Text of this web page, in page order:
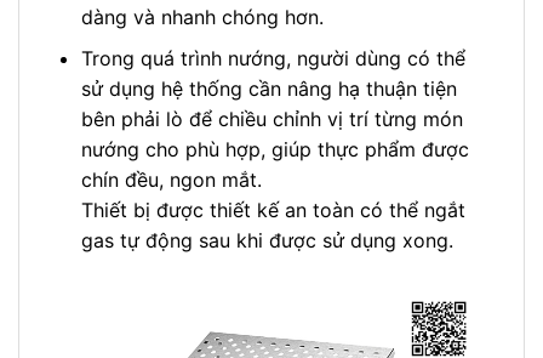
dàng và nhanh chóng hơn.
Trong quá trình nướng, người dùng có thể
sử dụng hệ thống cần nâng hạ thuận tiện
bên phải lò để chiều chỉnh vị trí từng món
nướng cho phù hợp, giúp thực phẩm được
chín đều, ngon mắt.
Thiết bị được thiết kế an toàn có thể ngắt
gas tự động sau khi được sử dụng xong.